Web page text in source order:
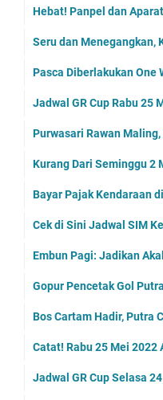
Hebat! Panpel dan
Seru dan Menegangkan,
Pasca Diberlakukan One
Jadwal GR Cup Rabu 25
Purwasari Rawan
Kurang Dari Seminggu 2
Bayar Pajak Kendaraan
Cek di Sini Jadwal SIM
Embun Pagi: Jadikan
Gopur Pencetak Gol
Bos Cartam Hadir, Putra
Catat! Rabu 25 Mei
Jadwal GR Cup Selasa